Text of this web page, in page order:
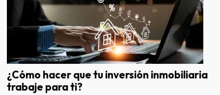
¿Cómo hacer que tu inversión inmobiliaria
trabaje para ti?